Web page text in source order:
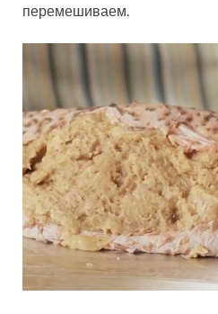
перемешиваем.